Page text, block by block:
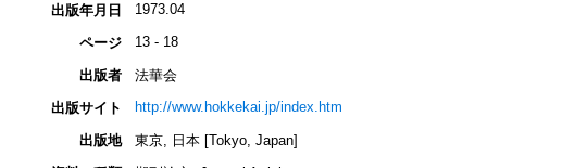
出版年月日
1973.04
ページ 13 - 18
出版者
法華会
出版サイト
http://www.hokkekai.jp/index.htm
出版地
東京, 日本 [Tokyo, Japan]